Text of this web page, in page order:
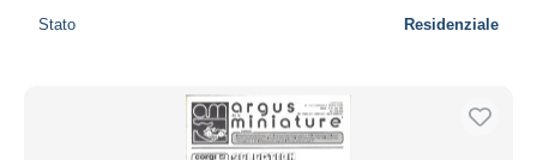
Stato Residenziale